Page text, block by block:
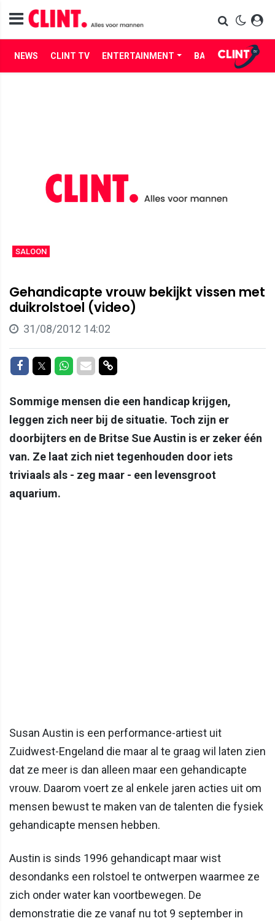
NEWS CLINT TV ENTERTAINMENT BABES LIFE
SALOON
Gehandicapte vrouw bekijkt vissen met
duikrolstoel (video)
31/08/2012 14:02
Delen op Facebook
Delen op Twitter
Delen op Whatsapp
Delen via Mail
Delen via link
Sommige mensen die een handicap krijgen,
leggen zich neer bij de situatie. Toch zijn er
doorbijters en de Britse Sue Austin is er zeker één
van. Ze laat zich niet tegenhouden door iets
triviaals als - zeg maar - een levensgroot
aquarium.
Susan Austin is een performance-artiest uit
Zuidwest-Engeland die maar al te graag wil laten zien
dat ze meer is dan alleen maar een gehandicapte
vrouw. Daarom voert ze al enkele jaren acties uit om
mensen bewust te maken van de talenten die fysiek
gehandicapte mensen hebben.
Austin is sinds 1996 gehandicapt maar wist
desondanks een rolstoel te ontwerpen waarmee ze
zich onder water kan voortbewegen. De
demonstratie die ze vanaf nu tot 9 september in